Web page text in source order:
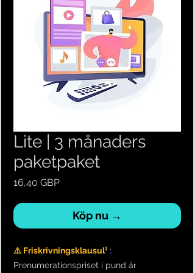
Lite | 3 månaders
paketpaket
16,40 GBPPris
Köp nu →
⚠️ Friskrivningsklausul¹ :
Prenumerationspriset i pund är